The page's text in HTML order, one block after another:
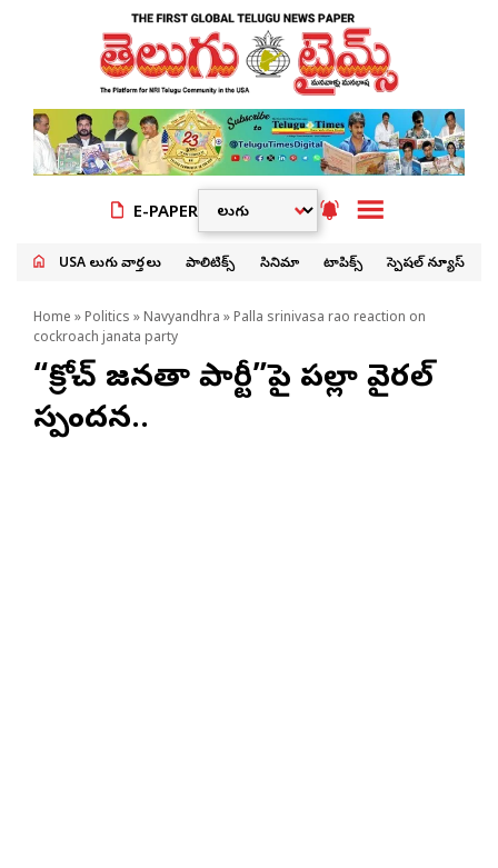
E-PAPER
USA తెలుగు వార్తలు పాలిటిక్స్ సినిమా టాపిక్స్ స్పెషల్ న్యూస్
Home » Politics » Navyandhra » Palla srinivasa rao reaction on
cockroach janata party
“కాక్రోచ్ జనతా పార్టీ”పై పల్లా వైరల్
స్పందన..